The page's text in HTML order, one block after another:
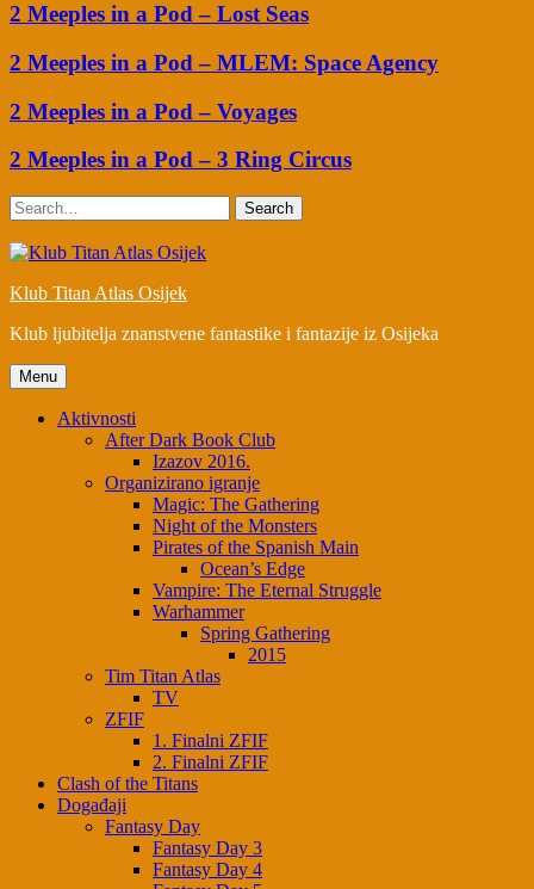
2 Meeples in a Pod – Lost Seas
2 Meeples in a Pod – MLEM: Space Agency
2 Meeples in a Pod – Voyages
2 Meeples in a Pod – 3 Ring Circus
Search
Klub Titan Atlas Osijek
Klub ljubitelja znanstvene fantastike i fantazije iz Osijeka
Menu
Aktivnosti
After Dark Book Club
Izazov 2016.
Organizirano igranje
Magic: The Gathering
Night of the Monsters
Pirates of the Spanish Main
Ocean’s Edge
Vampire: The Eternal Struggle
Warhammer
Spring Gathering
2015
Tim Titan Atlas
TV
ZFIF
1. Finalni ZFIF
2. Finalni ZFIF
Clash of the Titans
Događaji
Fantasy Day
Fantasy Day 3
Fantasy Day 4